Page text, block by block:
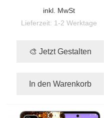
inkl. MwSt
Lieferzeit: 1-2 Werktage
🎨 Jetzt Gestalten
In den Warenkorb